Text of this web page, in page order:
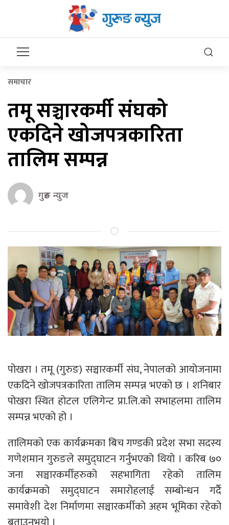
समाचार
तमू सञ्चारकर्मी संघको
एकदिने खोजपत्रकारिता
तालिम सम्पन्न
गुरुङ न्युज
पोखरा । तमू (गुरुङ) सञ्चारकर्मी संघ, नेपालको आयोजनामा
एकदिने खोजपत्रकारिता तालिम सम्पन्न भएको छ । शनिबार
पोखरा स्थित होटल एलिगेन्ट प्रा.लि.को सभाहलमा तालिम
सम्पन्न भएको हो ।
तालिमको एक कार्यक्रमका बिच गण्डकी प्रदेश सभा सदस्य
गणेशमान गुरुङले समुद्घाटन गर्नुभएको थियो । करिब ७०
जना सञ्चारकर्मीहरुको सहभागिता रहेको तालिम
कार्यक्रमको समुद्घाटन समारोहलाई सम्बोन्धन गर्दै
समावेशी देश निर्माणमा सञ्चारकर्मीको अहम भूमिका रहेको